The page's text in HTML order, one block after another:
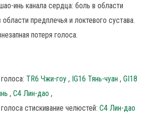
инь канала сердца: боль в области
предплечья и локтевого сустава.
потеря голоса.
TR6 Чжи-гоу , IG16 Тянь-чуан , GI18
, C4 Лин-дао ,
стискивание челюстей: C4 Лин-дао